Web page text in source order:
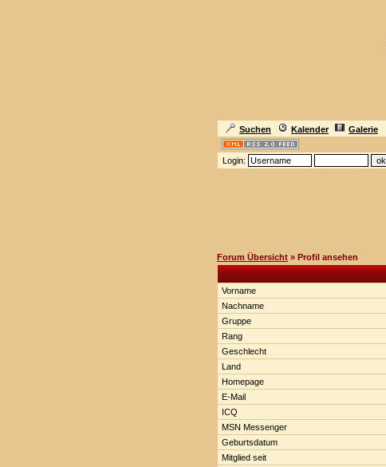
Suchen Kalender Galerie
Login:
Forum Übersicht » Profil ansehen
Vorname
Nachname
Gruppe
Rang
Geschlecht
Land
Homepage
E-Mail
ICQ
MSN Messenger
Geburtsdatum
Mitglied seit